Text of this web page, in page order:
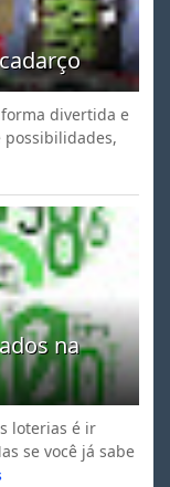
divertida e
possibilidades,
na
loterias é ir
se você já sabe